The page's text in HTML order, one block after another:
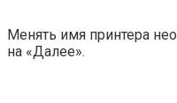
Менять имя принтера
на «Далее».